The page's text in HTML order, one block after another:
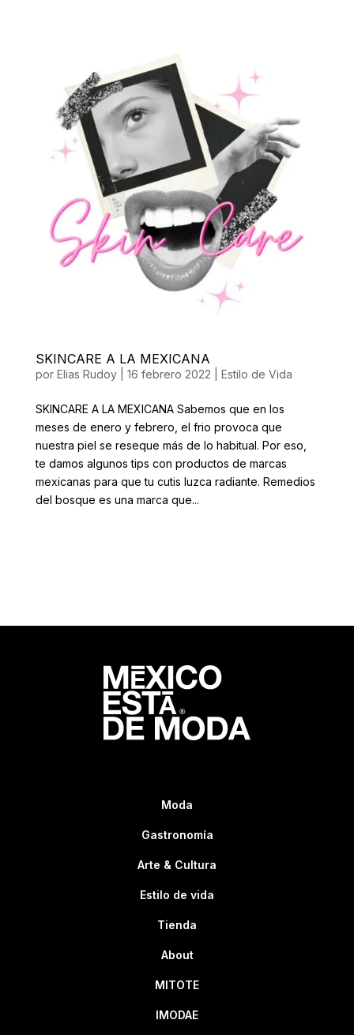
SKINCARE A LA MEXICANA
por Elias Rudoy| 16 febrero 2022 Estilo de Vida
SKINCARE A LA MEXICANA Sabemos que en los
meses de enero y febrero, el frio provoca que
nuestra piel se reseque más de lo habitual. Por eso,
te damos algunos tips con productos de marcas
mexicanas para que tu cutis luzca radiante. Remedios
del bosque es una marca que...
Moda
Gastronomía
Arte & Cultura
Estilo de vida
Tienda
About
MITOTE
IMODAE